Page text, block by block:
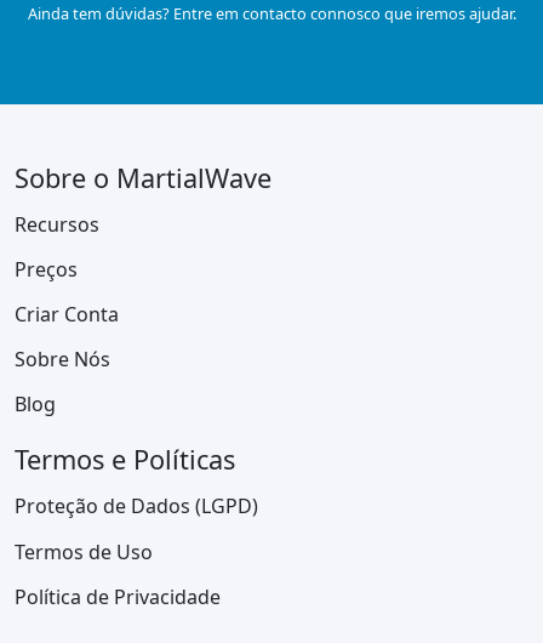
Ainda tem dúvidas? Entre em contacto connosco que iremos ajudar.
Sobre o MartialWave
Recursos
Preços
Criar Conta
Sobre Nós
Blog
Termos e Políticas
Proteção de Dados (LGPD)
Termos de Uso
Política de Privacidade